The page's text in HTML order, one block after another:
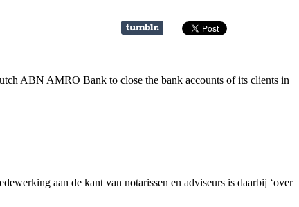
ABN AMRO Bank to close the bank accounts of its clients in
aan de kant van notarissen en adviseurs is daarbij ‘over